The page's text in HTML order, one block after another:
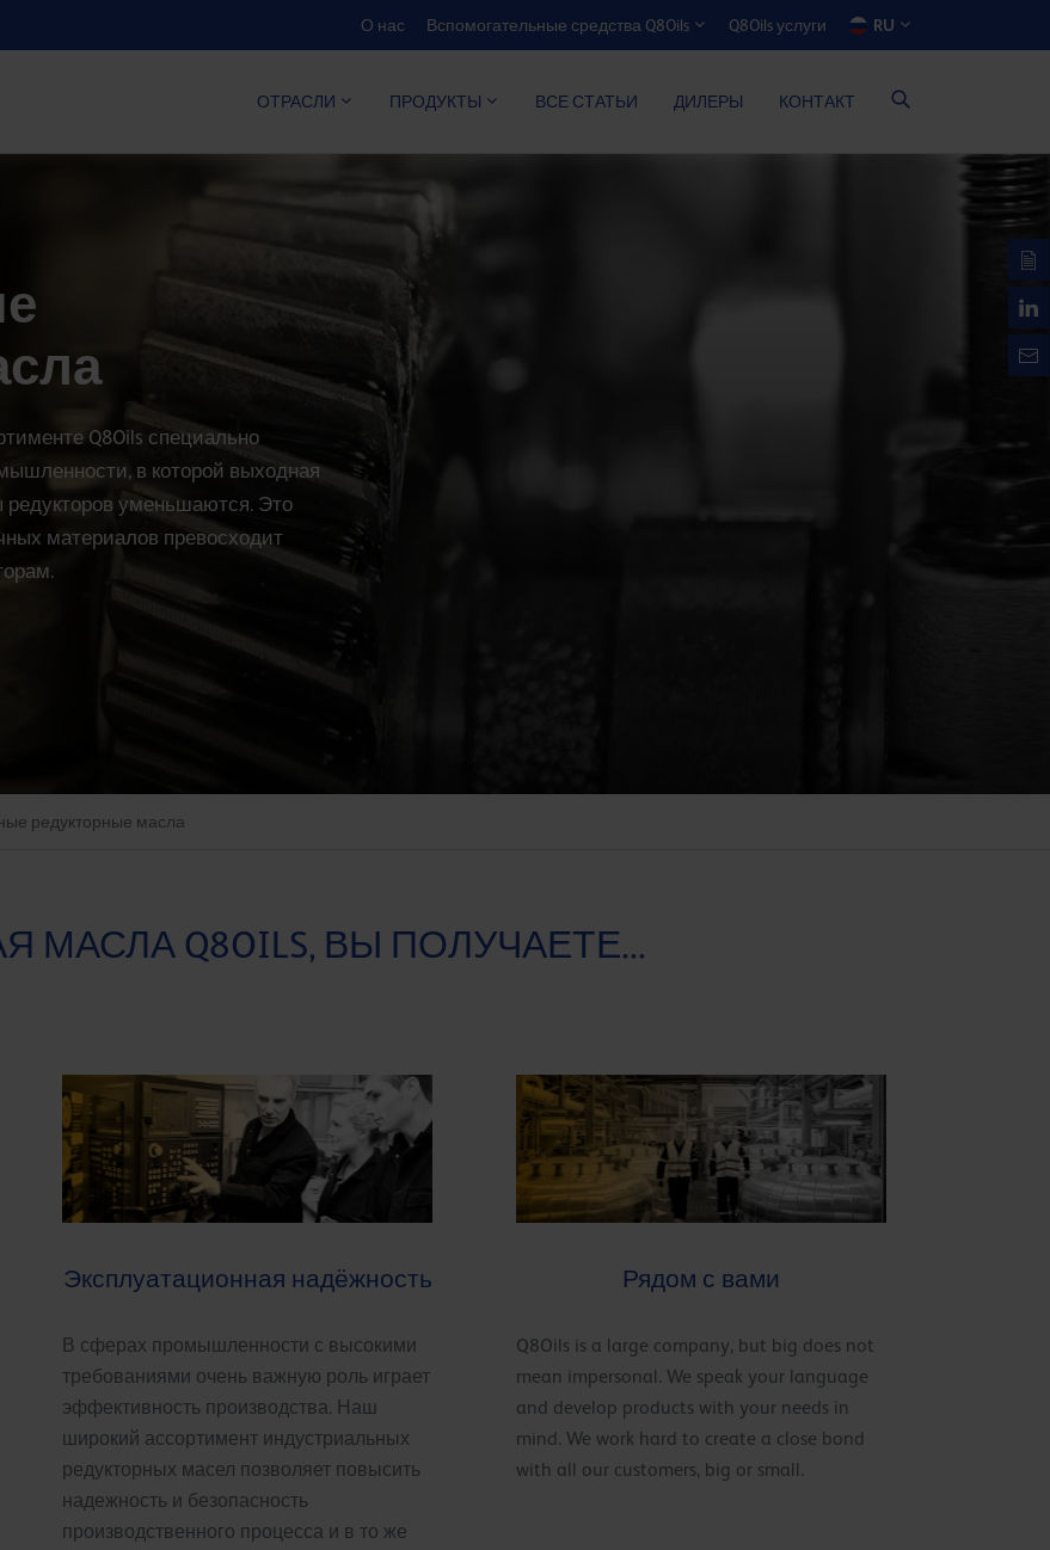
О нас Вспомогательные средства Q8Oils Q8Oils услуги RU
ОТРАСЛИ ПРОДУКТЫ ВСЕ СТАТЬИ ДИЛЕРЫ КОНТАКТ
Q8Oils специально
в которой выходная
уменьшаются. Это
материалов превосходит
редукторные масла
МАСЛА Q8OILS, ВЫ ПОЛУЧАЕТЕ...
Эксплуатационная надёжность
В сферах промышленности с высокими
требованиями очень важную роль играет
эффективность производства. Наш
широкий ассортимент индустриальных
редукторных масел позволяет повысить
надежность и безопасность
производственного процесса и в то же
Рядом с вами
Q8Oils is a large company, but big does not
mean impersonal. We speak your language
and develop products with your needs in
mind. We work hard to create a close bond
with all our customers, big or small.